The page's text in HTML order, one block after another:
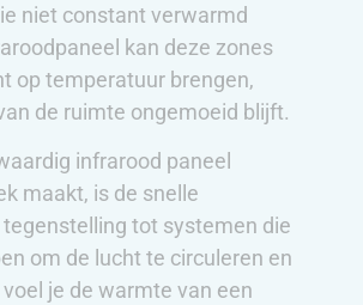
niet constant verwarmd
kan deze zones
op temperatuur brengen,
de ruimte ongemoeid blijft.
infrarood paneel
maakt, is de snelle
tot systemen die
om de lucht te circuleren en
je de warmte van een